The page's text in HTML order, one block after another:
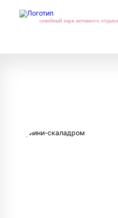
семейный парк активного отдыха